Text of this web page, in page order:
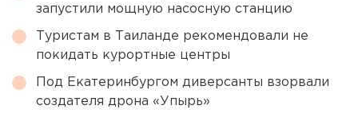
запустили мощную насосную станцию
Туристам в Таиланде рекомендовали не
покидать курортные центры
Под Екатеринбургом диверсанты взорвали
создателя дрона «Упырь»